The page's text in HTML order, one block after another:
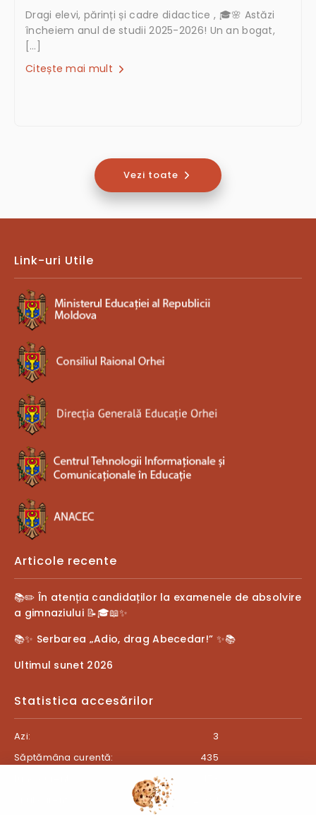
Dragi elevi, părinți și cadre didactice , 🎓🌸 Astăzi
încheiem anul de studii 2025-2026! Un an bogat,
[…]
Citește mai mult
Vezi toate
Link-uri Utile
Articole recente
📚✏️ În atenția candidaților la examenele de absolvire
a gimnaziului 📝🎓📖✨
📚✨ Serbarea „Adio, drag Abecedar!” ✨📚
Ultimul sunet 2026
Statistica accesărilor
Azi:
3
Săptămâna curentă:
435